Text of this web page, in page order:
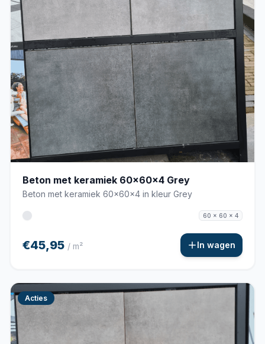
Beton met keramiek 60x60x4 Grey
Beton met keramiek 60x60x4 in kleur Grey
60 x 60 x 4
€45,95 / m² In wagen
Acties